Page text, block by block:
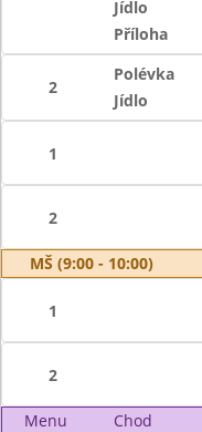
Jídlo
Příloha
2
Polévka
Jídlo
1
2
MŠ (9:00 - 10:00)
1
2
Menu Chod